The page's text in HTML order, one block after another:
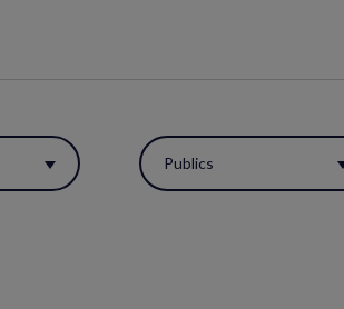
Publics